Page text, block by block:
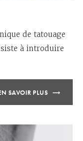
de tatouage
à introduire
SAVOIR PLUS